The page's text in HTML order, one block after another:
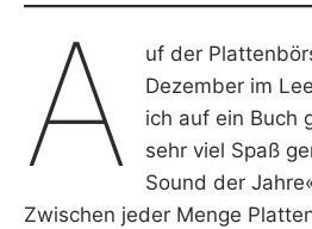
A
uf der
Dezember im
ich auf ein Buch
sehr viel Spaß
Sound der
Zwischen jeder Menge